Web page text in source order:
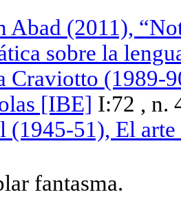
Abad (2011),
sobre la
Craviotto (1989-
[IBE] I:72 , n.
(1945-51), El
fantasma.